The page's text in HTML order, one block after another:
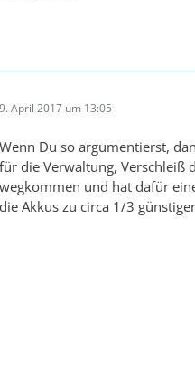
9. April 2017 um 13:05
Wenn Du so argumentierst,
für die Verwaltung, Verschleiß
wegkommen und hat dafür
die Akkus zu circa 1/3